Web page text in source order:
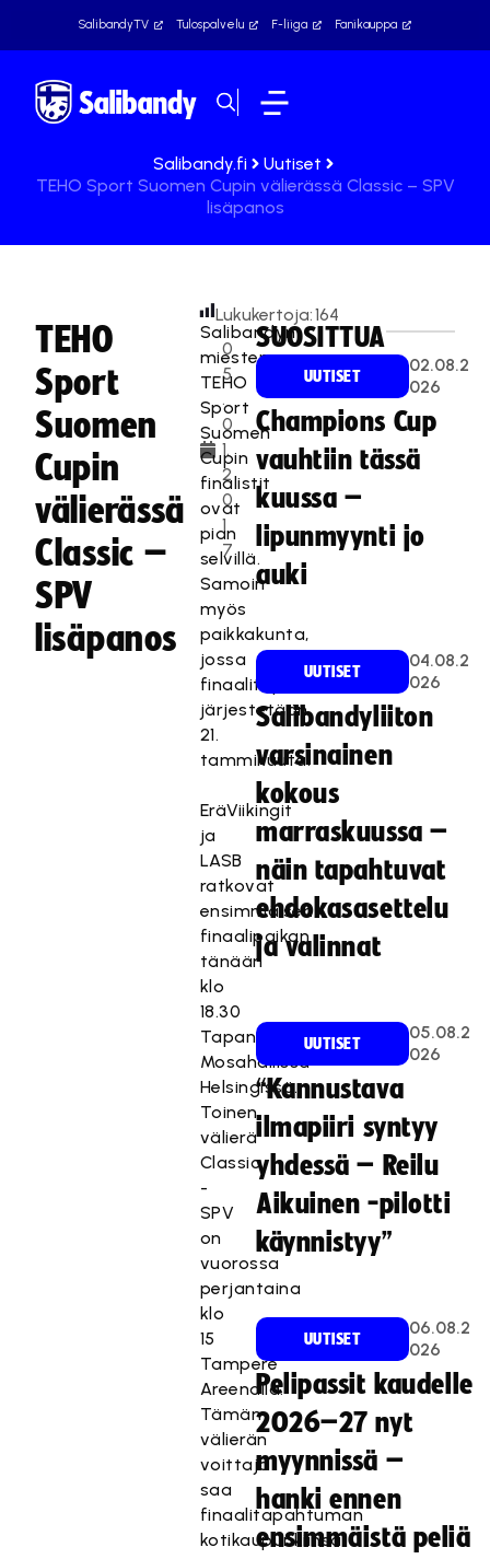
SalibandyTV Tulospalvelu F-liiga Fanikauppa
Salibandy.fi
Uutiset
TEHO Sport Suomen Cupin välierässä Classic – SPV
lisäpanos
TEHO
Sport
Suomen
Cupin
välierässä
Classic –
SPV
lisäpanos
0
5
.
0
1.
2
0
1
7
Lukukertoja:164
Salibandyn
miesten
TEHO
Sport
Suomen
Cupin
finalistit
ovat
pian
selvillä.
Samoin
myös
paikkakunta,
jossa
finaalitapahtuma
järjestetään
21.
tammikuuta.
EräViikingit
ja
LASB
ratkovat
ensimmäisen
finaalipaikan
tänään
klo
18.30
Tapanilan
Mosahallissa
Helsingissä.
Toinen
välierä
Classic
-
SPV
on
vuorossa
perjantaina
klo
15
Tampere
Areenalla.
Tämän
välierän
voittaja
saa
finaalitapahtuman
kotikaupunkiinsa.
SUOSITTUA
UUTISET
02.08.2
026
Champions Cup
vauhtiin tässä
kuussa –
lipunmyynti jo
auki
UUTISET
04.08.2
026
Salibandyliiton
varsinainen
kokous
marraskuussa –
näin tapahtuvat
ehdokasasettelu
ja valinnat
UUTISET
05.08.2
026
“Kannustava
ilmapiiri syntyy
yhdessä – Reilu
Aikuinen -pilotti
käynnistyy”
UUTISET
06.08.2
026
Pelipassit kaudelle
2026–27 nyt
myynnissä –
hanki ennen
ensimmäistä peliä